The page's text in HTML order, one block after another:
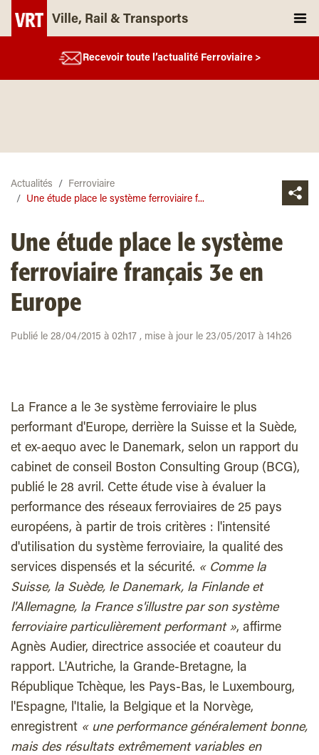
Ville, Rail & Transports
Recevoir toute l’actualité Ferroviaire >
Actualités
Ferroviaire
Une étude place le système ferroviaire f...
Une étude place le système
ferroviaire français 3e en
Europe
Publié le 28/04/2015 à 02h17 , mise à jour le 23/05/2017 à 14h26
La France a le 3e système ferroviaire le plus
performant d'Europe, derrière la Suisse et la Suède,
et ex-aequo avec le Danemark, selon un rapport du
cabinet de conseil Boston Consulting Group (BCG),
publié le 28 avril. Cette étude vise à évaluer la
performance des réseaux ferroviaires de 25 pays
européens, à partir de trois critères : l'intensité
d'utilisation du système ferroviaire, la qualité des
services dispensés et la sécurité. « Comme la
Suisse, la Suède, le Danemark, la Finlande et
l'Allemagne, la France s'illustre par son système
ferroviaire particulièrement performant », affirme
Agnès Audier, directrice associée et coauteur du
rapport. L'Autriche, la Grande-Bretagne, la
République Tchèque, les Pays-Bas, le Luxembourg,
l'Espagne, l'Italie, la Belgique et la Norvège,
enregistrent « une performance généralement bonne,
mais des résultats extrêmement variables en